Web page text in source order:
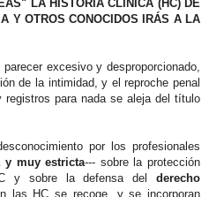
LA HISTORIA CLÍNICA (HC) DE
Y OTROS CONOCIDOS IRÁS A LA
excesivo y desproporcionado,
de la intimidad, y el reproche penal
para nada se aleja del título
por los profesionales
y muy estricta--- sobre la protección
y sobre la defensa del derecho
las HC se recoge, y se incorporan